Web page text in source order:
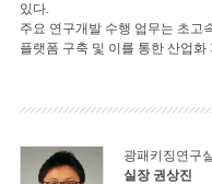
있다.
주요 연구개발 수행 업무는 초고
플랫폼 구축 및 이를 통한 산업화
광패키징연구실
실장 권상진